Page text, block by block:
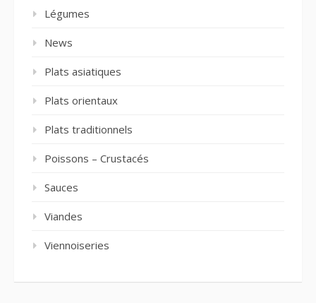
Légumes
News
Plats asiatiques
Plats orientaux
Plats traditionnels
Poissons – Crustacés
Sauces
Viandes
Viennoiseries